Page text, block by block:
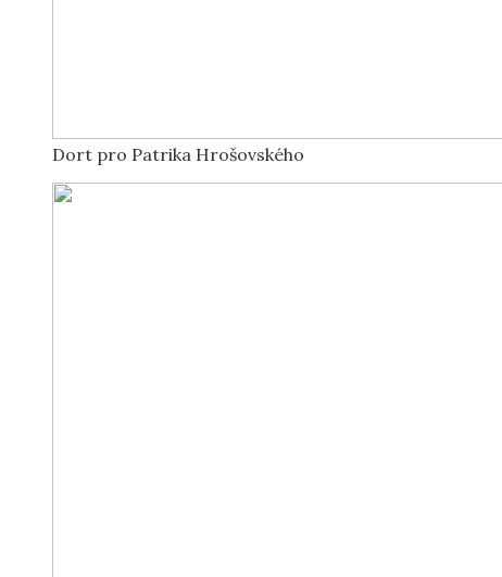
Dort pro Patrika Hrošovského